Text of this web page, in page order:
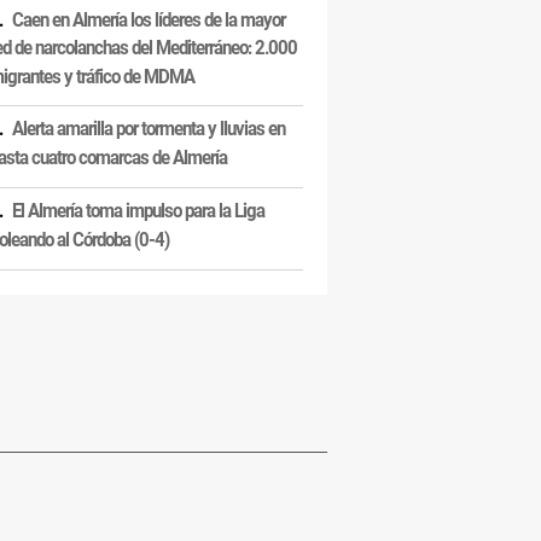
Caen en Almería los líderes de la mayor
de narcolanchas del Mediterráneo: 2.000
y tráfico de MDMA
Alerta amarilla por tormenta y lluvias en
cuatro comarcas de Almería
El Almería toma impulso para la Liga
al Córdoba (0-4)